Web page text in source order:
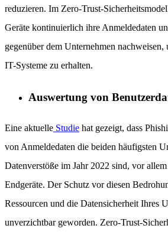
reduzieren. Im Zero-Trust-
Geräte kontinuierlich ihre Anmeldedaten
gegenüber dem Unternehmen
IT-Systeme zu erhalten.
Auswertung von
Eine aktuelle Studie hat gezeigt, dass
von Anmeldedaten die beiden häufigsten
Datenverstöße im Jahr 2022 sind, vor
Endgeräte. Der Schutz vor diesen
Ressourcen und die Datensicherheit Ihres
unverzichtbar geworden. Zero-Trust-